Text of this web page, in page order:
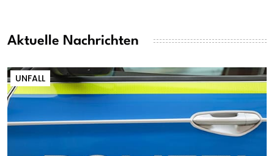
Aktuelle Nachrichten
UNFALL